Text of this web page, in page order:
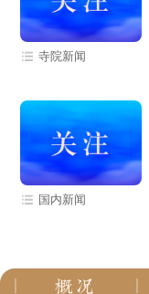
寺院新闻
国内新闻